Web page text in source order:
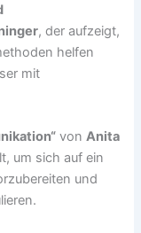
, der aufzeigt,
helfen
mit
vonAnita
um sich auf ein
und